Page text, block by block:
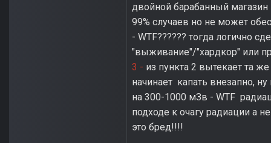
двойной барабанный
99% случаев но не может
- WTF?????? тогда логично
"выживание"/"хардкор" или
3 - из пункта 2 вытекает та
начинает капать внезапно,
на 300-1000 мЗв - WTF
подходе к очагу радиации а
это бред!!!!